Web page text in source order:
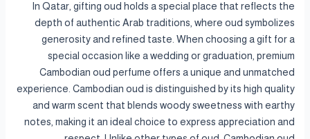
In Qatar, gifting oud holds a special place that reflects the
depth of authentic Arab traditions, where oud symbolizes
generosity and refined taste. When choosing a gift for a
special occasion like a wedding or graduation, premium
Cambodian oud perfume offers a unique and unmatched
experience. Cambodian oud is distinguished by its high quality
and warm scent that blends woody sweetness with earthy
notes, making it an ideal choice to express appreciation and